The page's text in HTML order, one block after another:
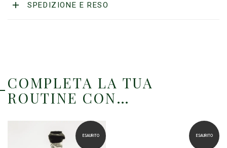
SPEDIZIONE E RESO
COMPLETA LA TUA
ROUTINE CON…
ESAURITO ESAURITO